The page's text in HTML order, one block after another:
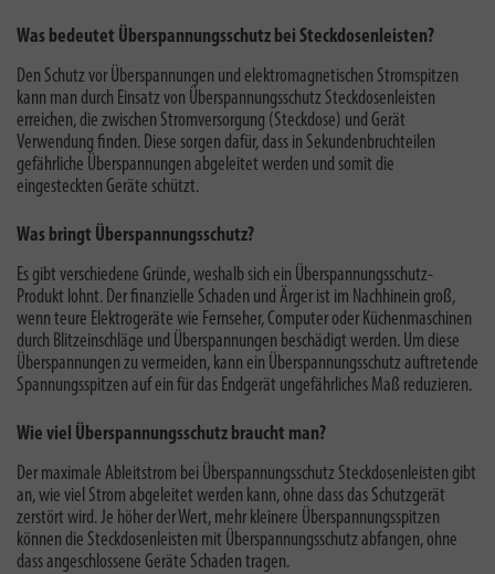
Was bedeutet Überspannungsschutz bei Steckdosenleisten?
Den Schutz vor Überspannungen und elektromagnetischen Stromspitzen
kann man durch Einsatz von Überspannungsschutz Steckdosenleisten
erreichen, die zwischen Stromversorgung (Steckdose) und Gerät
Verwendung finden. Diese sorgen dafür, dass in Sekundenbruchteilen
gefährliche Überspannungen abgeleitet werden und somit die
eingesteckten Geräte schützt.
Was bringt Überspannungsschutz?
Es gibt verschiedene Gründe,weshalb sich ein Überspannungsschutz-
Produkt lohnt. Der finanzielle Schaden und Ärger ist im Nachhinein groß,
wenn teure Elektrogeräte wie Fernseher, Computer oder Küchenmaschinen
durch Blitzeinschläge und Überspannungen beschädigt werden. Um diese
Überspannungen zu vermeiden, kann ein Überspannungsschutz auftretende
Spannungsspitzen auf ein für das Endgerät ungefährliches Maß reduzieren.
Wie viel Überspannungsschutz braucht man?
Der maximale Ableitstrom bei Überspannungsschutz Steckdosenleisten gibt
an, wie viel Strom abgeleitet werden kann, ohne dass das Schutzgerät
zerstört wird. Je höher der Wert, mehr kleinere Überspannungsspitzen
können die Steckdosenleisten mit Überspannungsschutz abfangen, ohne
dass angeschlossene Geräte Schaden tragen.